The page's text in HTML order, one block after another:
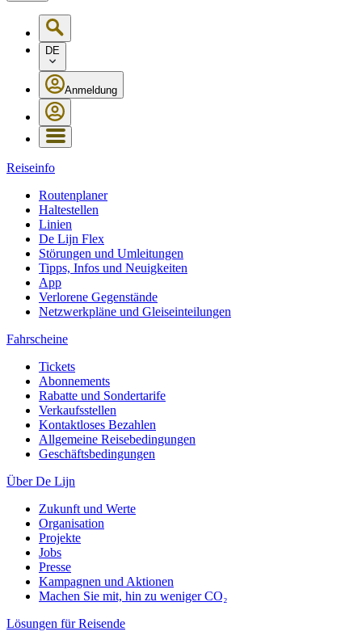
DE
Anmeldung
Reiseinfo
Routenplaner
Haltestellen
Linien
De Lijn Flex
Störungen und Umleitungen
Tipps, Infos und Neuigkeiten
App
Verlorene Gegenstände
Netzwerkpläne und Gleiseinteilungen
Fahrscheine
Tickets
Abonnements
Rabatte und Sondertarife
Verkaufsstellen
Kontaktloses Bezahlen
Allgemeine Reisebedingungen
Geschäftsbedingungen
Über De Lijn
Zukunft und Werte
Organisation
Projekte
Jobs
Presse
Kampagnen und Aktionen
Machen Sie mit, hin zu weniger CO₂
Lösungen für Reisende